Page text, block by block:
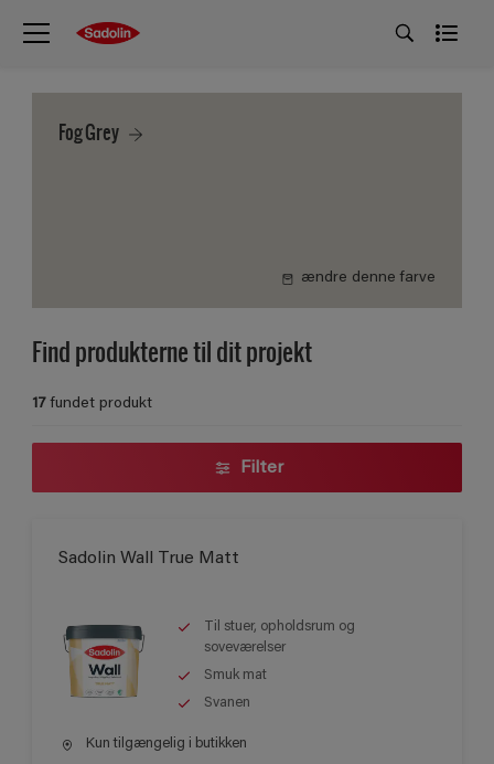
Fog Grey
ændre denne farve
Find produkterne til dit projekt
17fundet produkt
Filter
Sadolin Wall True Matt
Til stuer, opholdsrum og
soveværelser
Smuk mat
Svanen
Kun tilgængelig i butikken